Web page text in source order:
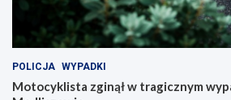
POLICJA WYPADKI
Motocyklista zginął w tragicznym